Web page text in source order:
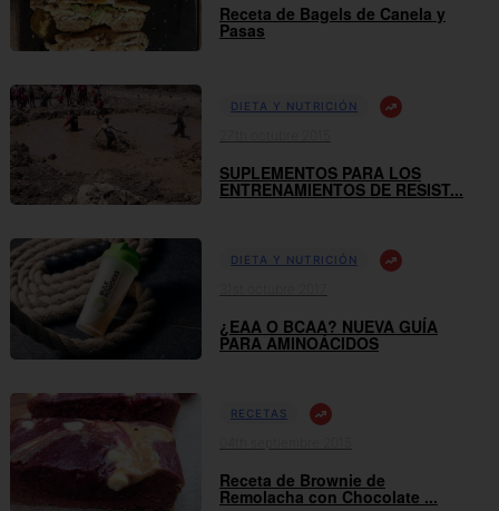
Receta de Bagels de Canela y
Pasas
DIETA Y NUTRICIÓN
SUPLEMENTOS PARA LOS
ENTRENAMIENTOS DE RESIST...
DIETA Y NUTRICIÓN
¿EAA O BCAA? NUEVA GUÍA
PARA AMINOÁCIDOS
RECETAS
Receta de Brownie de
Remolacha con Chocolate ...